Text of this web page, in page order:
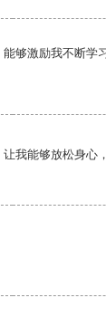
够激励我不断学
我能够放松身心